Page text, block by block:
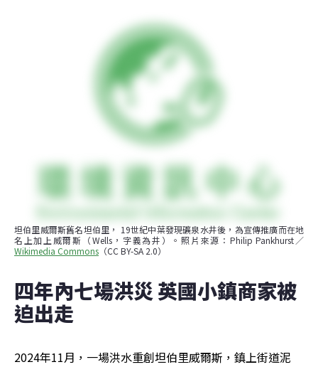
坦伯里威爾斯舊名坦伯里， 19世紀中葉發現礦泉水井後，為宣傳推廣而在地
名上加上威爾斯（Wells，字義為井）。照片來源：Philip Pankhurst／
Wikimedia Commons （CC BY-SA 2.0）
四年內七場洪災 英國小鎮商家被
迫出走
2024年11月，一場洪水重創坦伯里威爾斯，鎮上街道泥